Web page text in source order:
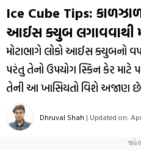
Ice Cube Tips:
આઈસ ક્યુબ લગાવવાથી
મોટાભાગે લોકો આઈસ ક્યુબનો
પરંતુ તેનો ઉપયોગ સ્કિન કેર માટે
તેની આ ખાસિયતો વિશે અજાણ
Dhruval Shah | Updated on: